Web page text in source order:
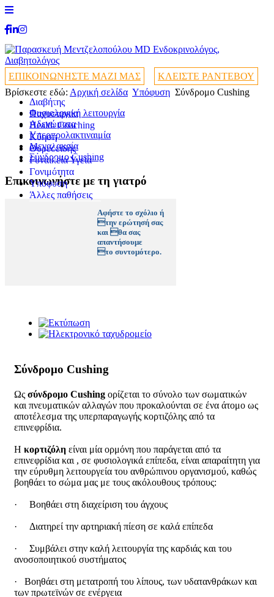
ΕΠΙΚΟΙΝΩΝΗΣΤΕ ΜΑΖΙ ΜΑΣ ΚΛΕΙΣΤΕ ΡΑΝΤΕΒΟΥ
Διαβήτης
+
Παχυσαρκία
+
Health Coaching
+
+
Κύηση
+
Θυρεοειδής
+
Γυναικεία Υγεία
+
Γονιμότητα
+
Υπόφυση
+
Άλλες παθήσεις
+
Βρίσκεστε εδώ: Αρχική σελίδα Υπόφυση Σύνδρομο Cushing
Φυσιολογική λειτουργία
Αδενώματα
Υπερπρολακτιναιμία
Μεγαλακρία
Σύνδρομο Cushing
Επικοινωνήστε με τη γιατρό
Αφήστε το σχόλιο ή
την ερώτησή σας
και θα σας
απαντήσουμε
το συντομότερο.
Σύνδρομο Cushing
Ως σύνδρομο Cushing ορίζεται το σύνολο των σωματικών
και πνευματικών αλλαγών που προκαλούνται σε ένα άτομο ως
αποτέλεσμα της υπερπαραγωγής κορτιζόλης από τα
επινεφρίδια.
Η κορτιζόλη είναι μία ορμόνη που παράγεται από τα
επινεφρίδια και , σε φυσιολογικά επίπεδα, είναι απαραίτητη για
την εύρυθμη λειτουργεία του ανθρώπινου οργανισμού, καθώς
βοηθάει το σώμα μας με τους ακόλουθους τρόπους:
· Βοηθάει στη διαχείριση του άγχους
· Διατηρεί την αρτηριακή πίεση σε καλά επίπεδα
· Συμβάλει στην καλή λειτουργία της καρδιάς και του
ανοσοποιητικού συστήματος
· Βοηθάει στη μετατροπή του λίπους, των υδατανθράκων και
των πρωτεϊνών σε ενέργεια